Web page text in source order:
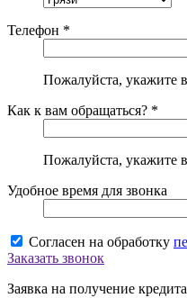
Телефон *
Пожалуйста, укажите
Как к вам обращаться? *
Пожалуйста, укажите
Удобное время для звонка
Согласен на обработку
Заказать звонок
Заявка на получение кредита